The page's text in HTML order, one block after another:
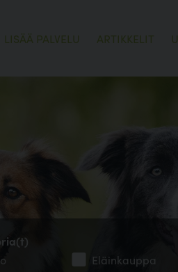
LISÄÄ PALVELU ARTIKKELIT
Eläinkauppa